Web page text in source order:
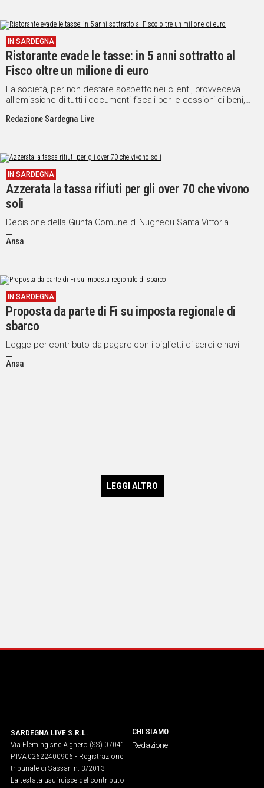
IN SARDEGNA
Ristorante evade le tasse: in 5 anni sottratto al
Fisco oltre un milione di euro
La società, per non destare sospetto nei clienti, provvedeva
all’emissione di tutti i documenti fiscali per le cessioni di beni,
“dimenticandosi” però di presentare le dichiarazioni fiscali
previste.
Redazione Sardegna Live
IN SARDEGNA
Azzerata la tassa rifiuti per gli over 70 che vivono
soli
Decisione della Giunta Comune di Nughedu Santa Vittoria
Ansa
IN SARDEGNA
Proposta da parte di Fi su imposta regionale di
sbarco
Legge per contributo da pagare con i biglietti di aerei e navi
Ansa
LEGGI ALTRO
SARDEGNA LIVE S.R.L.
Via Fleming snc Alghero (SS) 07041
P.IVA 02622400906 - Registrazione
tribunale di Sassari n. 3/2013
La testata usufruisce del contributo
CHI SIAMO
Redazione